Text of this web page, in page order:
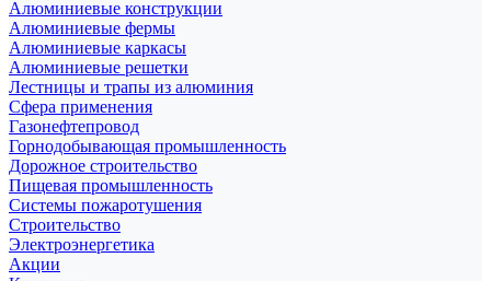
Алюминиевые конструкции
Алюминиевые фермы
Алюминиевые каркасы
Алюминиевые решетки
Лестницы и трапы из алюминия
Сфера применения
Газонефтепровод
Горнодобывающая промышленность
Дорожное строительство
Пищевая промышленность
Системы пожаротушения
Строительство
Электроэнергетика
Акции